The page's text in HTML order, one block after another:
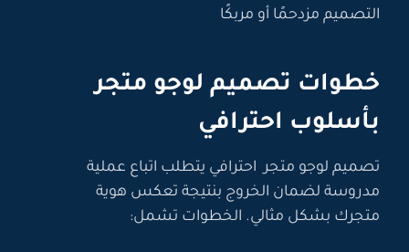
التصميم مزدحمًا أو مربكًا
خطوات تصميم لوجو متجر
بأسلوب احترافي
تصميم لوجو متجر احترافي يتطلب اتباع عملية
مدروسة لضمان الخروج بنتيجة تعكس هوية
متجرك بشكل مثالي. الخطوات تشمل: